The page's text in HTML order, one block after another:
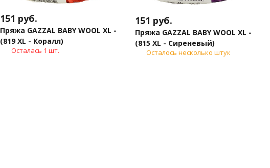
151 руб.
Пряжа GAZZAL BABY WOOL XL -
(819 XL - Коралл)
Осталась 1 шт.
151 руб.
Пряжа GAZZAL BABY WOOL XL -
(815 XL - Сиреневый)
Осталось несколько штук